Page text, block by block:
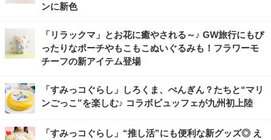
ンに新色
「リラックマ」とお花に癒やされる～♪ GW旅行にもぴ
ったりなポーチやもこもこぬいぐるみも！フラワーモ
チーフの新アイテム登場
「すみっコぐらし」しろくま、ぺんぎん？たちと“マリ
ンごっこ”を楽しむ♪ コラボビュッフェが九州初上陸
「すみっコぐらし」“推し活”にも便利な新グッズ◎ え